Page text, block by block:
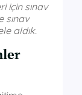
için sınav
sınav
aldık.